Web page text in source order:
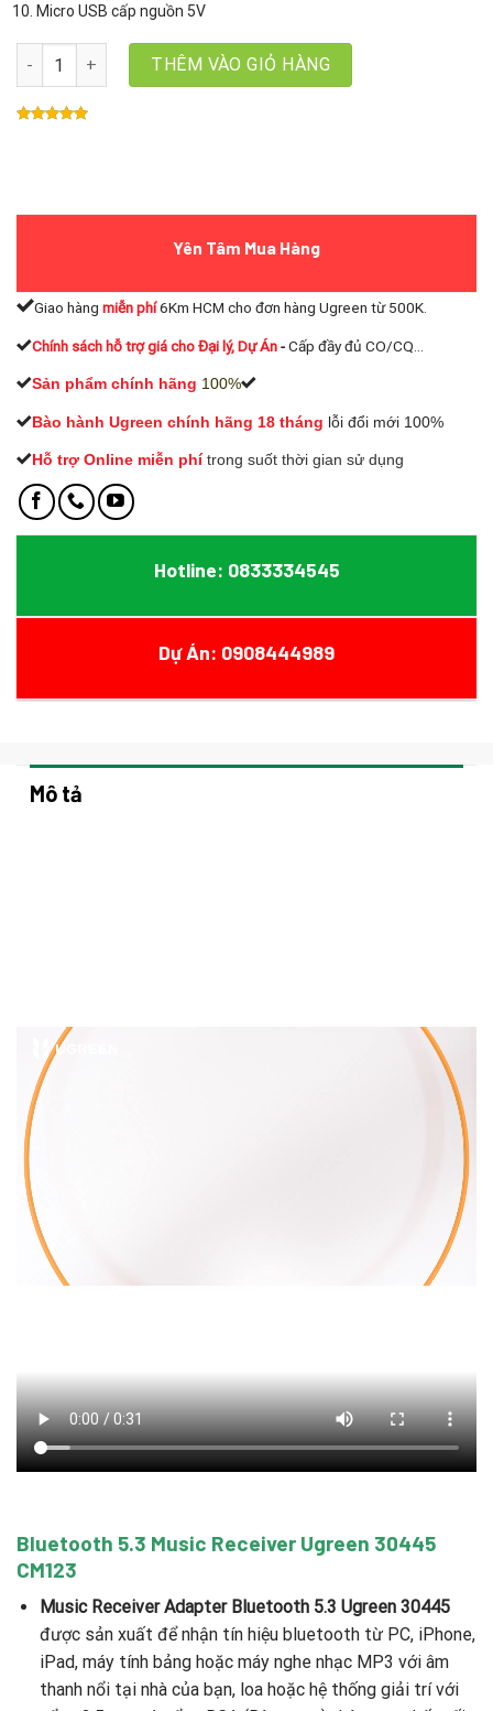
Micro USB cấp nguồn 5V
Bluetooth 5.3 Music Receiver Ugreen 30445 CM123 Thiết bị
THÊM VÀO GIỎ HÀNG
Yên Tâm Mua Hàng
Giao hàng miễn phí6Km HCM cho đơn hàng Ugreen từ 500K.
Chính sách hỗ trợ giá cho Đại lý, Dự Án-Cấp đầy đủ CO/CQ...
Sản phẩm chính hãng 100%
Bào hành Ugreen chính hãng 18 tháng lỗi đổi mới 100%
Hỗ trợ Online miễn phí trong suốt thời gian sử dụng
Hotline: 0833334545
Dự Án: 0908444989
Mô tả
Bluetooth 5.3 Music Receiver Ugreen 30445
CM123
Music Receiver Adapter Bluetooth 5.3 Ugreen 30445
được sản xuất để nhận tín hiệu bluetooth từ PC, iPhone,
iPad, máy tính bảng hoặc máy nghe nhạc MP3 với âm
thanh nổi tại nhà của bạn, loa hoặc hệ thống giải trí với